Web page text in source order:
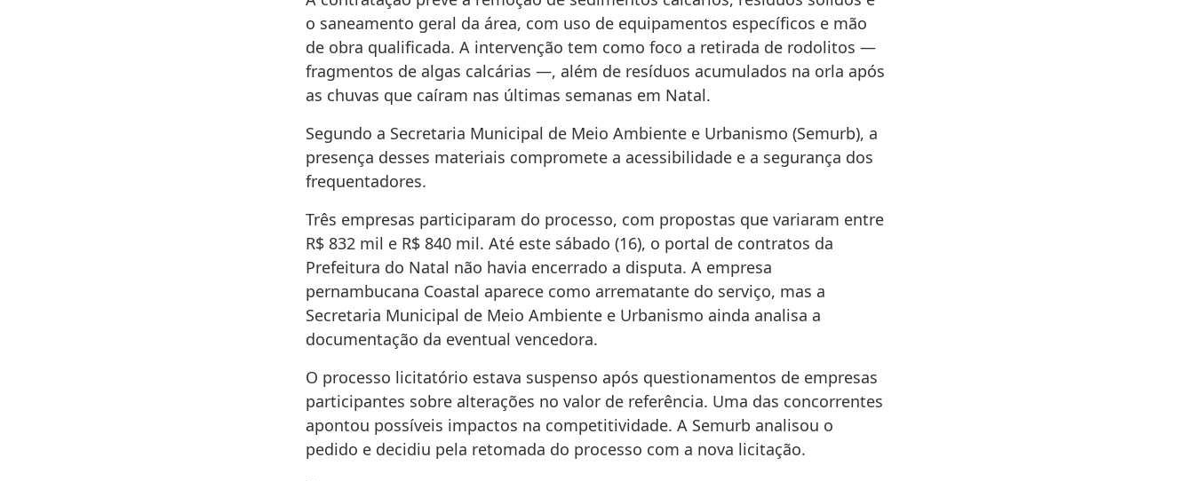
o saneamento geral da área, com uso de equipamentos específicos e mão
de obra qualificada. A intervenção tem como foco a retirada de rodolitos —
fragmentos de algas calcárias —, além de resíduos acumulados na orla após
as chuvas que caíram nas últimas semanas em Natal.
Segundo a Secretaria Municipal de Meio Ambiente e Urbanismo (Semurb), a
presença desses materiais compromete a acessibilidade e a segurança dos
frequentadores.
Três empresas participaram do processo, com propostas que variaram entre
R$ 832 mil e R$ 840 mil. Até este sábado (16), o portal de contratos da
Prefeitura do Natal não havia encerrado a disputa. A empresa
pernambucana Coastal aparece como arrematante do serviço, mas a
Secretaria Municipal de Meio Ambiente e Urbanismo ainda analisa a
documentação da eventual vencedora.
O processo licitatório estava suspenso após questionamentos de empresas
participantes sobre alterações no valor de referência. Uma das concorrentes
apontou possíveis impactos na competitividade. A Semurb analisou o
pedido e decidiu pela retomada do processo com a nova licitação.